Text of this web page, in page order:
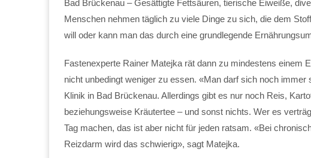
Bad Brückenau – Gesättigte Fettsäuren, tierische Eiweiße,
Menschen nehmen täglich zu viele Dinge zu sich, die dem
will oder kann man das durch eine grundlegende
Fastenexperte Rainer Matejka rät dann zu mindestens einem
nicht unbedingt weniger zu essen. «Man darf sich noch
Klinik in Bad Brückenau. Allerdings gibt es nur noch Reis,
beziehungsweise Kräutertee – und sonst nichts. Wer es
Tag machen, das ist aber nicht für jeden ratsam. «Bei
Reizdarm wird das schwierig», sagt Matejka.